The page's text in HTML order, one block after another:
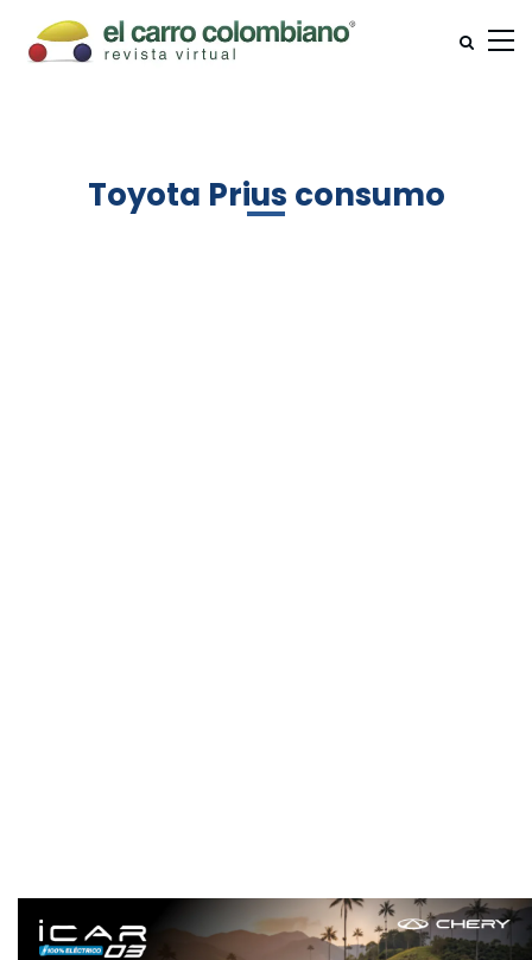
Toyota Prius consumo